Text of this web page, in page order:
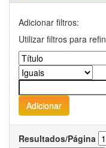
Adicionar filtros:
Utilizar filtros para
Resultados/Página